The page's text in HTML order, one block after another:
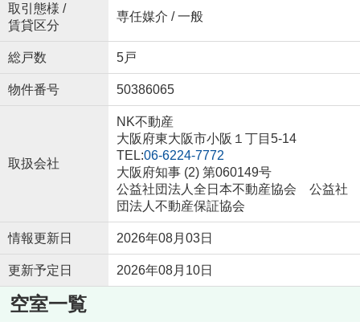
取引態様 /
賃貸区分
専任媒介 / 一般
総戸数 5戸
物件番号 50386065
取扱会社
NK不動産
大阪府東大阪市小阪１丁目5-14
TEL:06-6224-7772
大阪府知事 (2) 第060149号
公益社団法人全日本不動産協会 公益社
団法人不動産保証協会
情報更新日 2026年08月03日
更新予定日 2026年08月10日
空室一覧